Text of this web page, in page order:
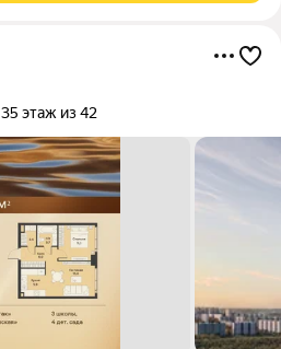
35 этаж из 42